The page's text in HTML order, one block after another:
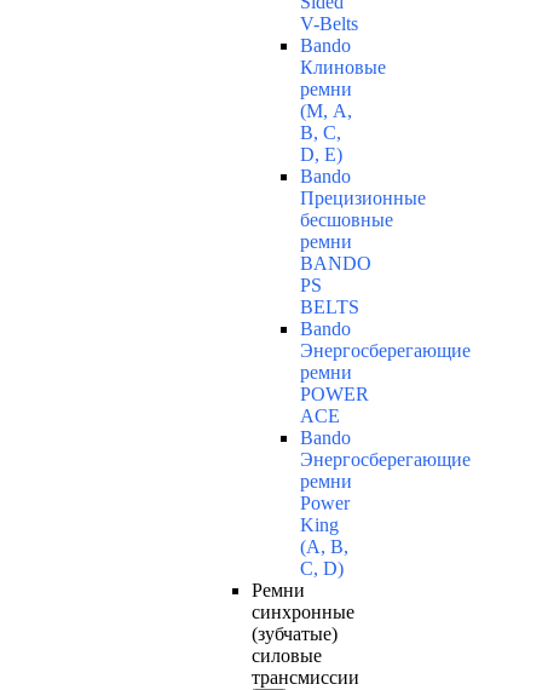
V-Belts
Bando
Клиновые
ремни
(М, A,
B, C,
D, Е)
Bando
Прецизионные
бесшовные
ремни
BANDO
PS
BELTS
Bando
Энергосберегающие
ремни
POWER
ACE
Bando
Энергосберегающие
ремни
Power
King
(A, B,
C, D)
Ремни
синхронные
(зубчатые)
силовые
трансмиссии